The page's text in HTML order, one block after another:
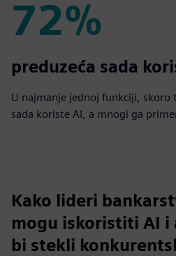
72%
72%
preduzeća sada
U najmanje jednoj funkciji, skoro
sada koriste AI, a mnogi ga
Kako lideri
mogu iskoristiti AI i
bi stekli